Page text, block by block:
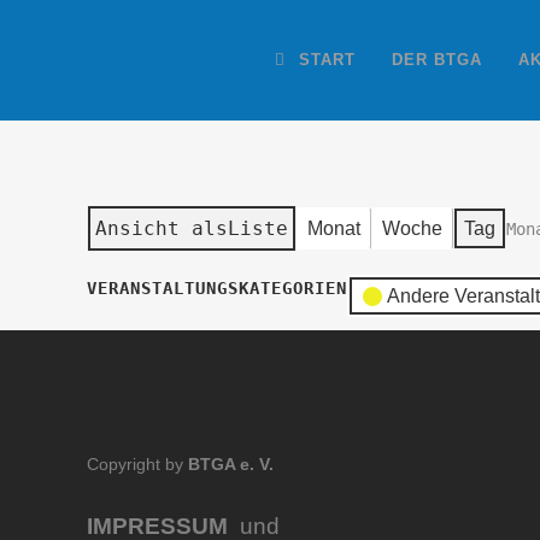
START DER BTGA
Ansicht alsListe Monat Woche Tag
VERANSTALTUNGSKATEGORIEN Andere
Copyright by BTGA e. V.
IMPRESSUM und